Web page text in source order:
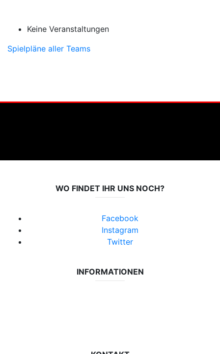
Keine Veranstaltungen
Spielpläne aller Teams
WO FINDET IHR UNS NOCH?
Facebook
Instagram
Twitter
INFORMATIONEN